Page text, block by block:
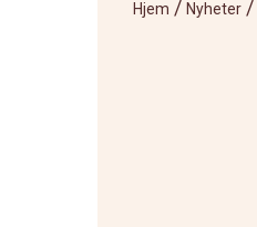
Hjem / Nyheter /